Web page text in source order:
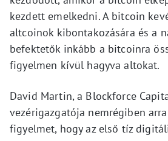
kezdett emelkedni. A bitcoin
altcoinok kibontakozására és a
befektetők inkább a bitcoinra
figyelmen kívül hagyva altokat.
David Martin, a Blockforce
vezérigazgatója nemrégiben
figyelmet, hogy az első tíz